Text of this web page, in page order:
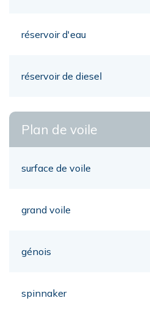
réservoir d'eau
réservoir de diesel
Plan de voile
surface de voile
grand voile
génois
spinnaker